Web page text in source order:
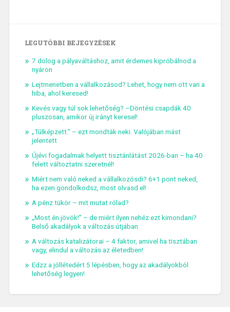
LEGUTÓBBI BEJEGYZÉSEK
7 dolog a pályaváltáshoz, amit érdemes kipróbálnod a
nyáron
Lejtmenetben a vállalkozásod? Lehet, hogy nem ott van a
hiba, ahol keresed!
Kevés vagy túl sok lehetőség? –Döntési csapdák 40
pluszosan, amikor új irányt keresel!
„Túlképzett.” – ezt mondták neki. Valójában mást
jelentett
Újévi fogadalmak helyett tisztánlátást 2026-ban – ha 40
felett változtatni szeretnél!
Miért nem való neked a vállalkozósdi? 6+1 pont neked,
ha ezen gondolkodsz, most olvasd el!
A pénz tükör – mit mutat rólad?
„Most én jövök!” – de miért ilyen nehéz ezt kimondani?
Belső akadályok a változás útjában
A változás katalizátorai – 4 faktor, amivel ha tisztában
vagy, elindul a változás az életedben!
Edzz a jóllétedért 5 lépésben, hogy az akadályokból
lehetőség legyen!